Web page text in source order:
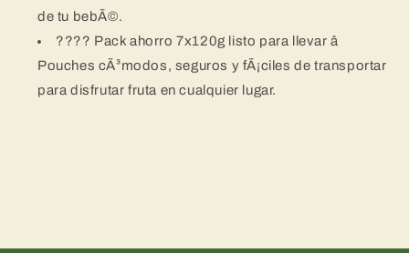
de tu bebÃ©.
???? Pack ahorro 7x120g listo para llevar â
Pouches cÃ³modos, seguros y fÃ¡ciles de transportar
para disfrutar fruta en cualquier lugar.